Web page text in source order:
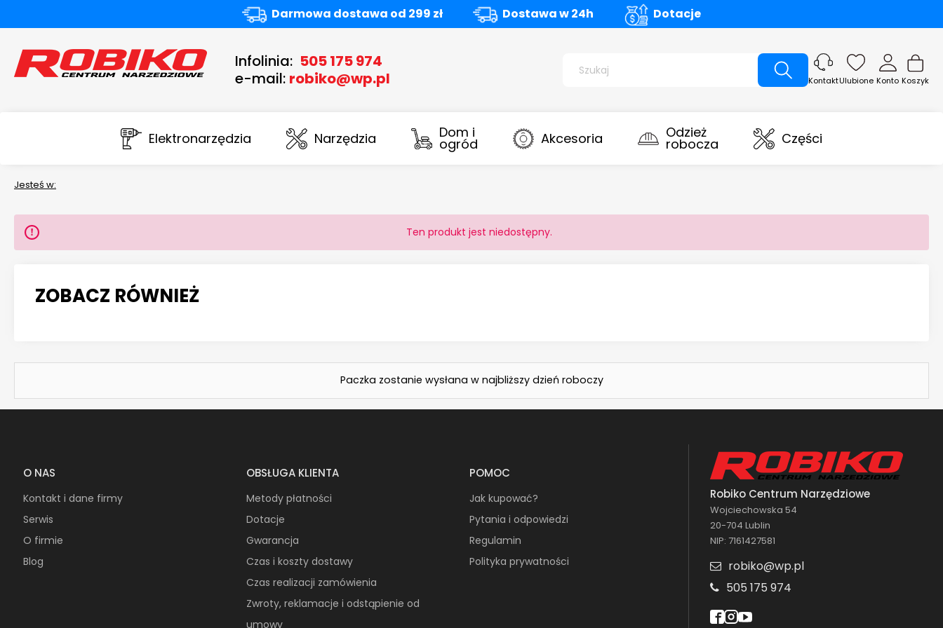
Darmowa dostawa od 299 zł Dostawa w 24h Dotacje
Infolinia: 505 175 974
e-mail: robiko@wp.pl Koszyk
Konto
Ulubione
Kontakt
Elektronarzędzia Narzędzia Dom i
ogród Akcesoria Odzież
robocza Części
Jesteś w:
Ten produkt jest niedostępny.
ZOBACZ RÓWNIEŻ
Paczka zostanie wysłana w najbliższy dzień roboczy
O NAS
Kontakt i dane firmy
Serwis
O firmie
Blog
OBSŁUGA KLIENTA
Metody płatności
Dotacje
Gwarancja
Czas i koszty dostawy
Czas realizacji zamówienia
Zwroty, reklamacje i odstąpienie od
umowy
POMOC
Jak kupować?
Pytania i odpowiedzi
Regulamin
Polityka prywatności
Robiko Centrum Narzędziowe
Wojciechowska 54
20-704 Lublin
NIP: 7161427581
robiko@wp.pl
505 175 974